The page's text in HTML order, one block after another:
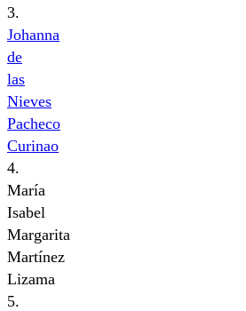
3.
Johanna
de
las
Nieves
Pacheco
Curinao
4.
María
Isabel
Margarita
Martínez
Lizama
5.